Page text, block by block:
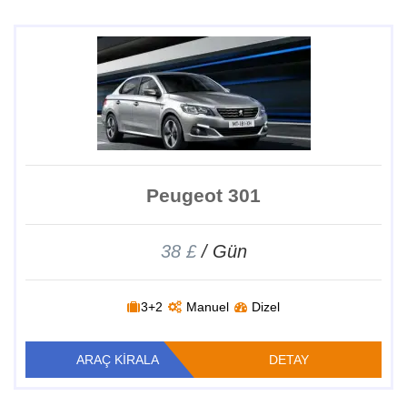
Peugeot 301
38 £/ Gün
3+2 Manuel Dizel
ARAÇ KİRALA DETAY